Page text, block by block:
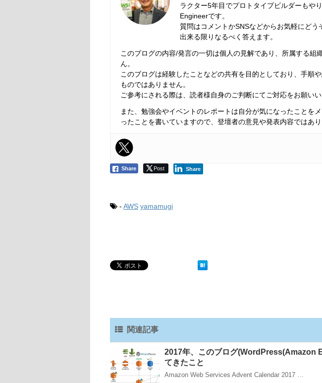
ラクター5年目でプロトタイプビルダーもや
Engineerです。
質問はコメントかSNSなどからお気軽にどう
出来る限りなるべく答えます。
このブログの内容/発言の一切は個人の見解であり、所属する組
ん。
このブログは経験したことなどの共有を目的としており、手順
ものではありません。
ご参考にされる際は、読者様自身のご判断にてご対応をお願いい
また、勉強会やイベントのレポートは自分が気になったことを
ったことを書いていますので、登壇者の意見や発表内容ではあり
Share Post Share
- AWS yamamugi
関連記事
2017年、このブログ(WordPress(Amazon
てきたこと
Amazon Web Services Advent Calendar 2017 …